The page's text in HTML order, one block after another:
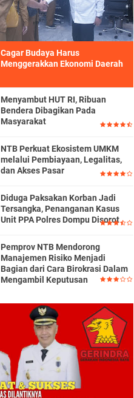
Cagar Budaya Harus
Menggerakkan Ekonomi Daerah
Menyambut HUT RI, Ribuan
Bendera Dibagikan Pada
Masyarakat
NTB Perkuat Ekosistem UMKM
melalui Pembiayaan, Legalitas,
dan Akses Pasar
Diduga Paksakan Korban Jadi
Tersangka, Penanganan Kasus
Unit PPA Polres Dompu Disorot
Pemprov NTB Mendorong
Manajemen Risiko Menjadi
Bagian dari Cara Birokrasi Dalam
Mengambil Keputusan